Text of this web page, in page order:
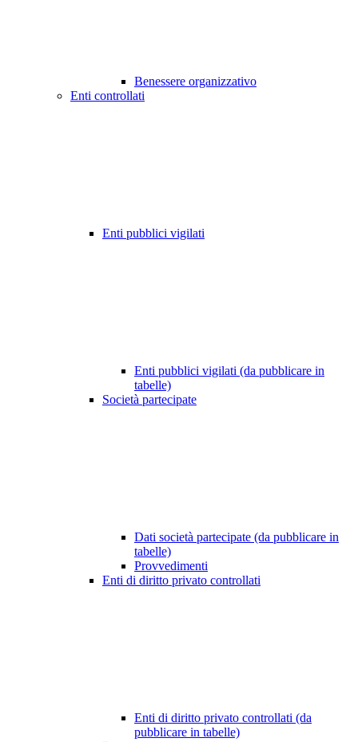
Benessere organizzativo
Enti controllati
Enti pubblici vigilati
Enti pubblici vigilati (da pubblicare in
tabelle)
Società partecipate
Dati società partecipate (da pubblicare in
tabelle)
Provvedimenti
Enti di diritto privato controllati
Enti di diritto privato controllati (da
pubblicare in tabelle)